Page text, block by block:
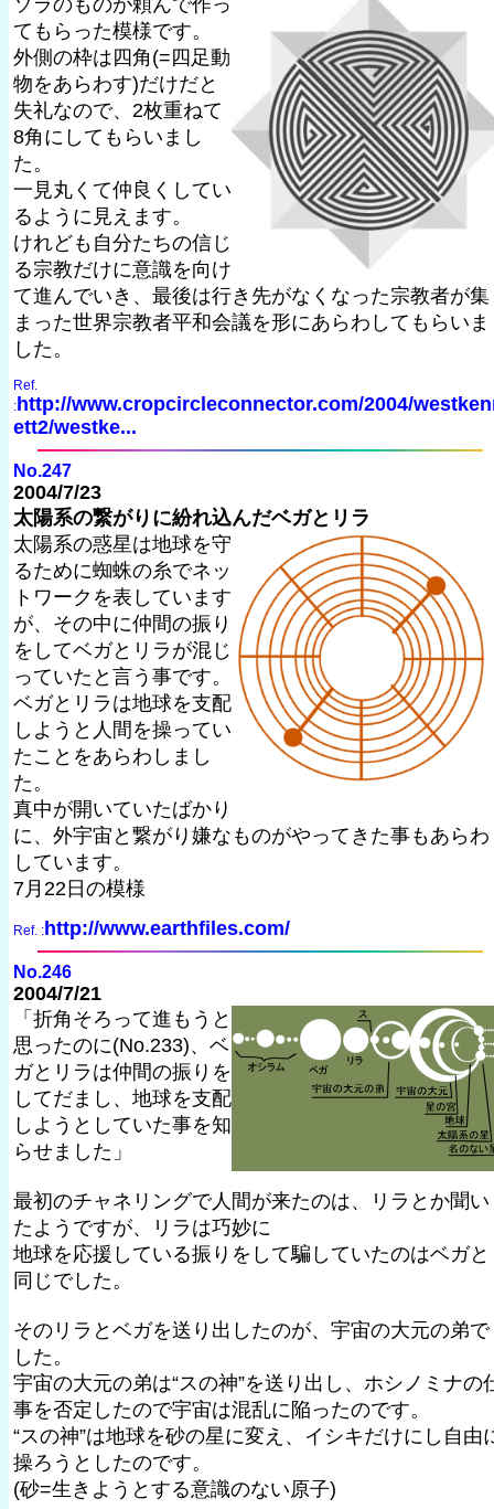
ソラのものが頼んで作っ
てもらった模様です。
外側の枠は四角(=四足動
物をあらわす)だけだと
失礼なので、2枚重ねて
8角にしてもらいまし
た。
一見丸くて仲良くしてい
るように見えます。
けれども自分たちの信じ
る宗教だけに意識を向け
て進んでいき、最後は行き先がなくなった宗教者が集
まった世界宗教者平和会議を形にあらわしてもらいま
した。
Ref.
: http://www.cropcircleconnector.com/2004/
ett2/westke...
No.247
2004/7/23
太陽系の繋がりに紛れ込んだベガとリラ
太陽系の惑星は地球を守
るために蜘蛛の糸でネッ
トワークを表しています
が、その中に仲間の振り
をしてベガとリラが混じ
っていたと言う事です。
ベガとリラは地球を支配
しようと人間を操ってい
たことをあらわしまし
た。
真中が開いていたばかり
に、外宇宙と繋がり嫌なものがやってきた事もあらわ
しています。
7月22日の模様
Ref. : http://www.earthfiles.com/
No.246
2004/7/21
「折角そろって進もうと
思ったのに(No.233)、ベ
ガとリラは仲間の振りを
してだまし、地球を支配
しようとしていた事を知
らせました」
最初のチャネリングで人間が来たのは、リラとか聞い
たようですが、リラは巧妙に
地球を応援している振りをして騙していたのはベガと
同じでした。
そのリラとベガを送り出したのが、宇宙の大元の弟で
した。
宇宙の大元の弟は“スの神”を送り出し、ホシノミナの
事を否定したので宇宙は混乱に陥ったのです。
“スの神”は地球を砂の星に変え、イシキだけにし自由
操ろうとしたのです。
(砂=生きようとする意識のない原子)